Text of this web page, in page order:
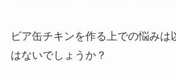
ビア缶チキンを作る上での悩みは
はないでしょうか？